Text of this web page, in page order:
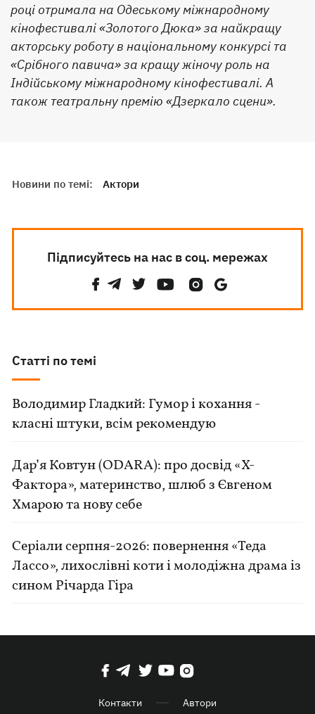
році отримала на Одеському міжнародному
кінофестивалі «Золотого Дюка» за найкращу
акторську роботу в національному конкурсі та
«Срібного павича» за кращу жіночу роль на
Індійському міжнародному кінофестивалі. А
також театральну премію «Дзеркало сцени».
Новини по темі: Актори
Підписуйтесь на нас в соц. мережах
Статті по темі
Володимир Гладкий: Гумор і кохання -
класні штуки, всім рекомендую
Дар’я Ковтун (ODARA): про досвід «Х-
Фактора», материнство, шлюб з Євгеном
Хмарою та нову себе
Серіали серпня-2026: повернення «Теда
Лассо», лихослівні коти і молодіжна драма із
сином Річарда Гіра
Контакти Автори